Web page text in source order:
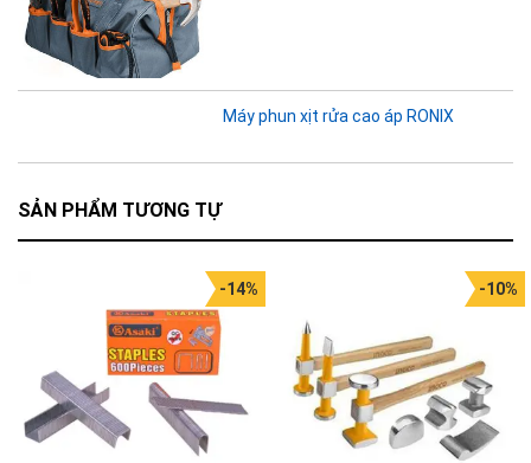
Máy phun xịt rửa cao áp RONIX
SẢN PHẨM TƯƠNG TỰ
-14% -10%